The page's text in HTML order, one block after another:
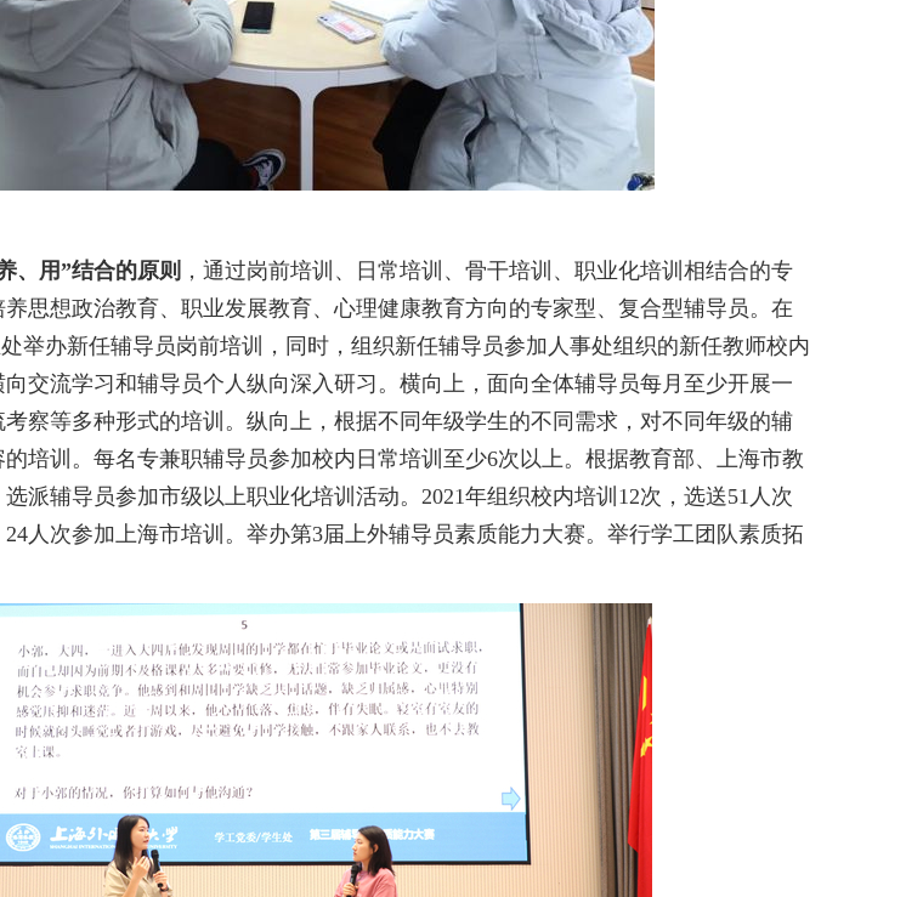
、用”结合的原则
，通过岗前培训、日常培训、骨干培训、职业化培训相结合的专
养思想政治教育、职业发展教育、心理健康教育方向的专家型、复合型辅导员。 在
举办新任辅导员岗前培训，同时，组织新任辅导员参加人事处组织的新任教师校内
交流学习和辅导员个人纵向深入研习。 横向上，面向全体辅导员每月至少开展一
察等多种形式的培训。纵向上，根据不同年级学生的不同需求，对不同年级的辅
培训。每名专兼职辅导员参加校内日常培训至少6次以上。根据教育部、上海市教
派辅导员参加市级以上职业化培训活动。 2021年组织校内培训 12次，选送51人次
人次参加上海市培训。举办第3届上外辅导员素质能力大赛。举行学工团队素质拓